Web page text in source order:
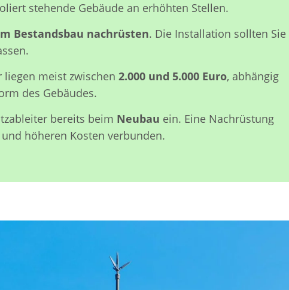
stehende Gebäude an erhöhten Stellen.
Bestandsbau nachrüsten. Die Installation sollten Sie
meist zwischen 2.000 und 5.000 Euro, abhängig
des Gebäudes.
bereits beim Neubau ein. Eine Nachrüstung
höheren Kosten verbunden.